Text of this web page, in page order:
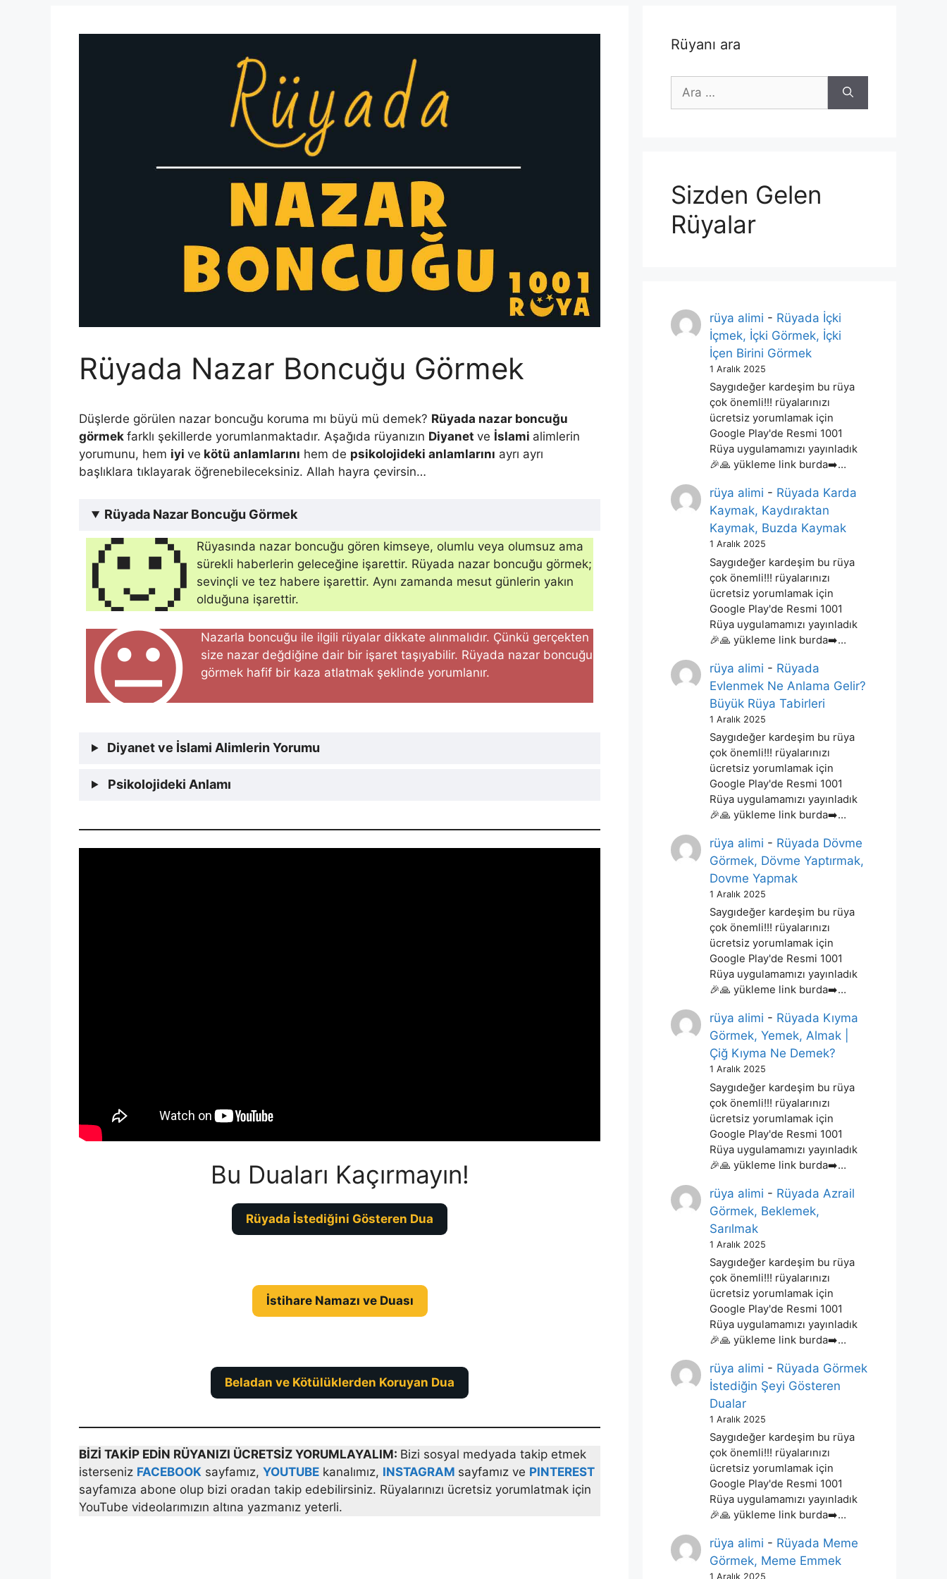
Rüyada Nazar Boncuğu Görmek
Düşlerde görülen nazar boncuğu koruma mı büyü mü demek? Rüyada nazar boncuğu
görmek farklı şekillerde yorumlanmaktadır. Aşağıda rüyanızın Diyanet ve İslami alimlerin
yorumunu, hem iyi ve kötü anlamlarını hem de psikolojideki anlamlarını ayrı ayrı
başlıklara tıklayarak öğrenebileceksiniz. Allah hayra çevirsin…
Rüyada Nazar Boncuğu Görmek
🙂
Rüyasında nazar boncuğu gören kimseye, olumlu veya olumsuz ama
sürekli haberlerin geleceğine işarettir. Rüyada nazar boncuğu görmek;
sevinçli ve tez habere işarettir. Aynı zamanda mesut günlerin yakın
olduğuna işarettir.
😐
Nazarla boncuğu ile ilgili rüyalar dikkate alınmalıdır. Çünkü ger­çekten
size nazar değdiğine dair bir işaret taşıyabilir. Rüyada nazar boncuğu
görmek hafif bir kaza atlatmak şeklinde yorumlanır.
Diyanet ve İslami Alimlerin Yorumu
Psikolojideki Anlamı
Bu Duaları Kaçırmayın!
Rüyada İstediğini Gösteren Dua
İstihare Namazı ve Duası
Beladan ve Kötülüklerden Koruyan Dua
BİZİ TAKİP EDİN RÜYANIZI ÜCRETSİZ YORUMLAYALIM: Bizi sosyal medyada takip etmek
isterseniz FACEBOOK sayfamız, YOUTUBE kanalımız, INSTAGRAM sayfamız ve PINTEREST
sayfamıza abone olup bizi oradan takip edebilirsiniz. Rüyalarınızı ücretsiz yorumlatmak için
YouTube videolarımızın altına yazmanız yeterli.
Rüyanı ara
için
Sizden Gelen
Rüyalar
rüya alimi - Rüyada İçki
İçmek, İçki Görmek, İçki
İçen Birini Görmek
1 Aralık 2025
Saygıdeğer kardeşim bu rüya
çok önemli!!! rüyalarınızı
ücretsiz yorumlamak için
Google Play'de Resmi 1001
Rüya uygulamamızı yayınladık
🎉🙏 yükleme link burda➡️…
rüya alimi - Rüyada Karda
Kaymak, Kaydıraktan
Kaymak, Buzda Kaymak
1 Aralık 2025
Saygıdeğer kardeşim bu rüya
çok önemli!!! rüyalarınızı
ücretsiz yorumlamak için
Google Play'de Resmi 1001
Rüya uygulamamızı yayınladık
🎉🙏 yükleme link burda➡️…
rüya alimi - Rüyada
Evlenmek Ne Anlama Gelir?
Büyük Rüya Tabirleri
1 Aralık 2025
Saygıdeğer kardeşim bu rüya
çok önemli!!! rüyalarınızı
ücretsiz yorumlamak için
Google Play'de Resmi 1001
Rüya uygulamamızı yayınladık
🎉🙏 yükleme link burda➡️…
rüya alimi - Rüyada Dövme
Görmek, Dövme Yaptırmak,
Dovme Yapmak
1 Aralık 2025
Saygıdeğer kardeşim bu rüya
çok önemli!!! rüyalarınızı
ücretsiz yorumlamak için
Google Play'de Resmi 1001
Rüya uygulamamızı yayınladık
🎉🙏 yükleme link burda➡️…
rüya alimi - Rüyada Kıyma
Görmek, Yemek, Almak |
Çiğ Kıyma Ne Demek?
1 Aralık 2025
Saygıdeğer kardeşim bu rüya
çok önemli!!! rüyalarınızı
ücretsiz yorumlamak için
Google Play'de Resmi 1001
Rüya uygulamamızı yayınladık
🎉🙏 yükleme link burda➡️…
rüya alimi - Rüyada Azrail
Görmek, Beklemek,
Sarılmak
1 Aralık 2025
Saygıdeğer kardeşim bu rüya
çok önemli!!! rüyalarınızı
ücretsiz yorumlamak için
Google Play'de Resmi 1001
Rüya uygulamamızı yayınladık
🎉🙏 yükleme link burda➡️…
rüya alimi - Rüyada Görmek
İstediğin Şeyi Gösteren
Dualar
1 Aralık 2025
Saygıdeğer kardeşim bu rüya
çok önemli!!! rüyalarınızı
ücretsiz yorumlamak için
Google Play'de Resmi 1001
Rüya uygulamamızı yayınladık
🎉🙏 yükleme link burda➡️…
rüya alimi - Rüyada Meme
Görmek, Meme Emmek
1 Aralık 2025